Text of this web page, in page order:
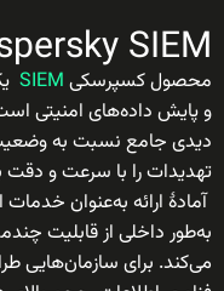
SIEM
محصول کسپرسکی SIEM
و پایش داده‌های امنیتی
دیدی جامع نسبت به
تهدیدات را با سرعت و دقت
می‌کند. برای سازمان‌هایی